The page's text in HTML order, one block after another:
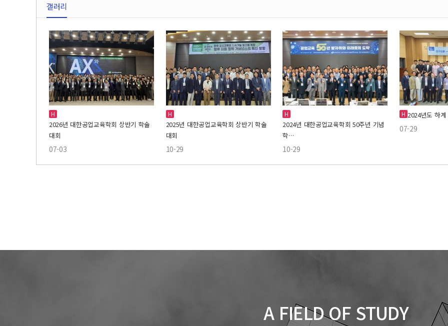
갤러리
H
2026년 대한공업교육학회 상반기 학술
대회
07-03
H
2025년 대한공업교육학회 상반기 학술
대회
10-29
H
2024년 대한공업교육학회 50주년 기념
학…
10-29
H 2024년도 하
07-29
A FIELD OF STUDY